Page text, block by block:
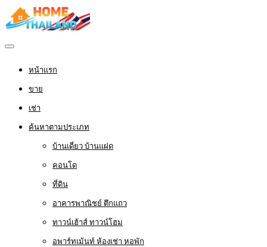
หน้าแรก
ขาย
เช่า
ค้นหาตามประเภท
บ้านเดี่ยว บ้านแฝด
คอนโด
ที่ดิน
อาคารพาณิชย์ ตึกแถว
ทาวน์เฮ้าส์ ทาวน์โฮม
อพาร์ทเม้นท์ ห้องเช่า หอพัก